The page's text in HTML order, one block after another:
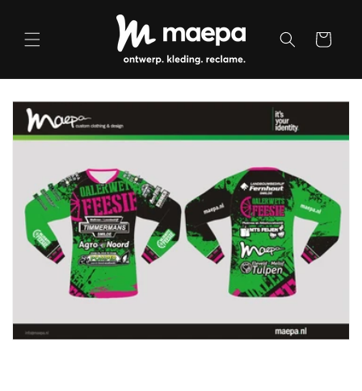
content
Winkelwagen